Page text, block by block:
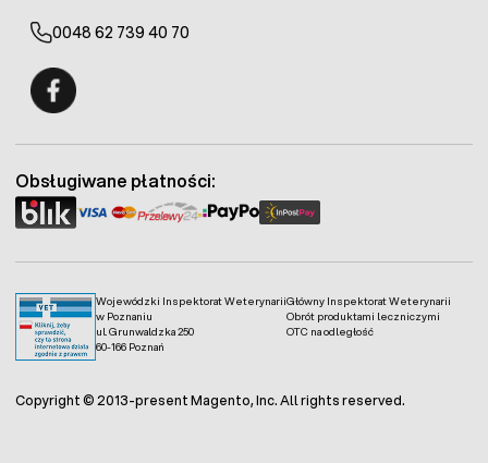
0048 62 739 40 70
Wojewódzki Inspektorat Weterynarii
w Poznaniu
ul. Grunwaldzka 250
60-166 Poznań
Główny Inspektorat Weterynarii
Obrót produktami leczniczymi
OTC na odległość
Obsługiwane płatności:
Copyright © 2013-present Magento, Inc. All rights reserved.